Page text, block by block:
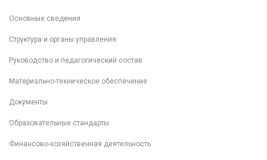
Основные сведения
Структура и органы управления
Руководство и педагогический состав
Материально-техническое обеспечение
Документы
Образовательные стандарты
Финансово-хозяйственная деятельность